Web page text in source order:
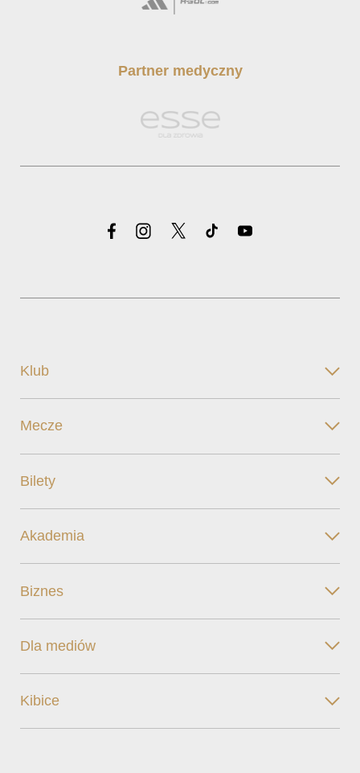
Partner medyczny
Klub
Mecze
Bilety
Akademia
Biznes
Dla mediów
Kibice